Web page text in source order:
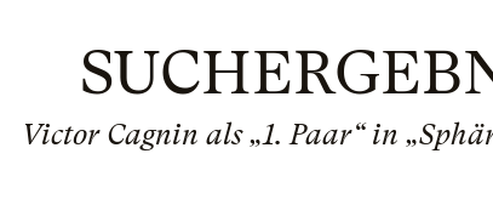
Victor Cagnin als „1. Paar“ in